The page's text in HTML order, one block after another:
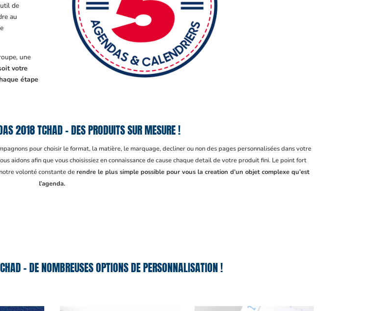
de
au
une
votre
étape
2018 TCHAD – DES PRODUITS SUR MESURE !
pour choisir le format, la matière, le marquage, decliner ou non des pages personnalisées dans votre
aidons afin que vous choisissiez en connaissance de cause chaque detail de votre produit fini. Le point fort
volonté constante derendre le plus simple possible pour vous la creation d’un objet complexe qu’est
l’agenda.
– DE NOMBREUSES OPTIONS DE PERSONNALISATION !